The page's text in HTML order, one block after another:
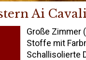
Ai
Große Zimmer
Stoffe mit
Schallisolierte